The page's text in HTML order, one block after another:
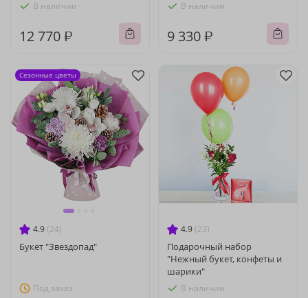
В наличии
12 770 ₽
В наличии
9 330 ₽
4.9 (24)
Букет "Звездопад"
Под заказ
Сезонные цветы
4.9 (23)
Подарочный набор
"Нежный букет, конфеты и
шарики"
В наличии